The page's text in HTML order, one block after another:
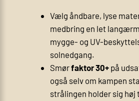
Vælg åndbare, lyse
medbring en let
mygge- og UV-
solnedgang.
Smørfaktor 30+på
også selv om kampen
strålingen holder sig høj